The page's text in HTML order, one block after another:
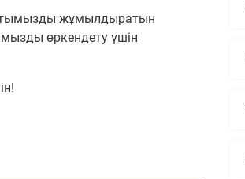
жұмылдыратын
өркендету үшін